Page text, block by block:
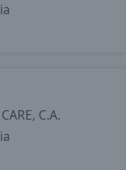
C.A.